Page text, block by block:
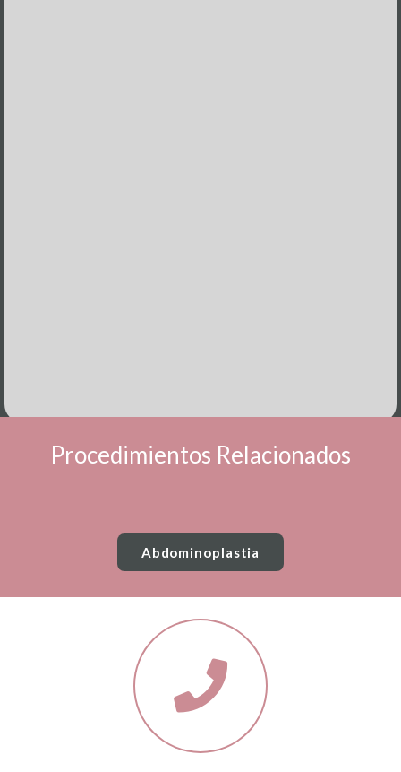
Procedimientos Relacionados
Abdominoplastia